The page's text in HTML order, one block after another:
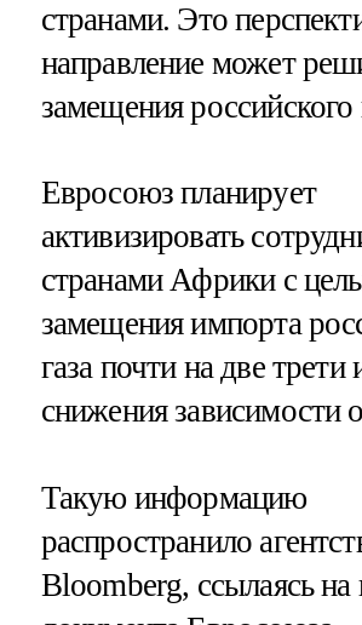
странами. Это
направление может
замещения российского
Евросоюз планирует
активизировать
странами Африки с
замещения импорта
газа почти на две трети
снижения зависимости
Такую информацию
распространило
Bloomberg, ссылаясь на